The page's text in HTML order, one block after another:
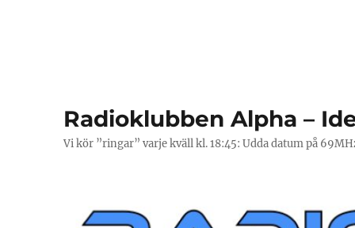
Radioklubben Alpha –
Vi kör ”ringar” varje kväll kl. 18:45: Udda datum på